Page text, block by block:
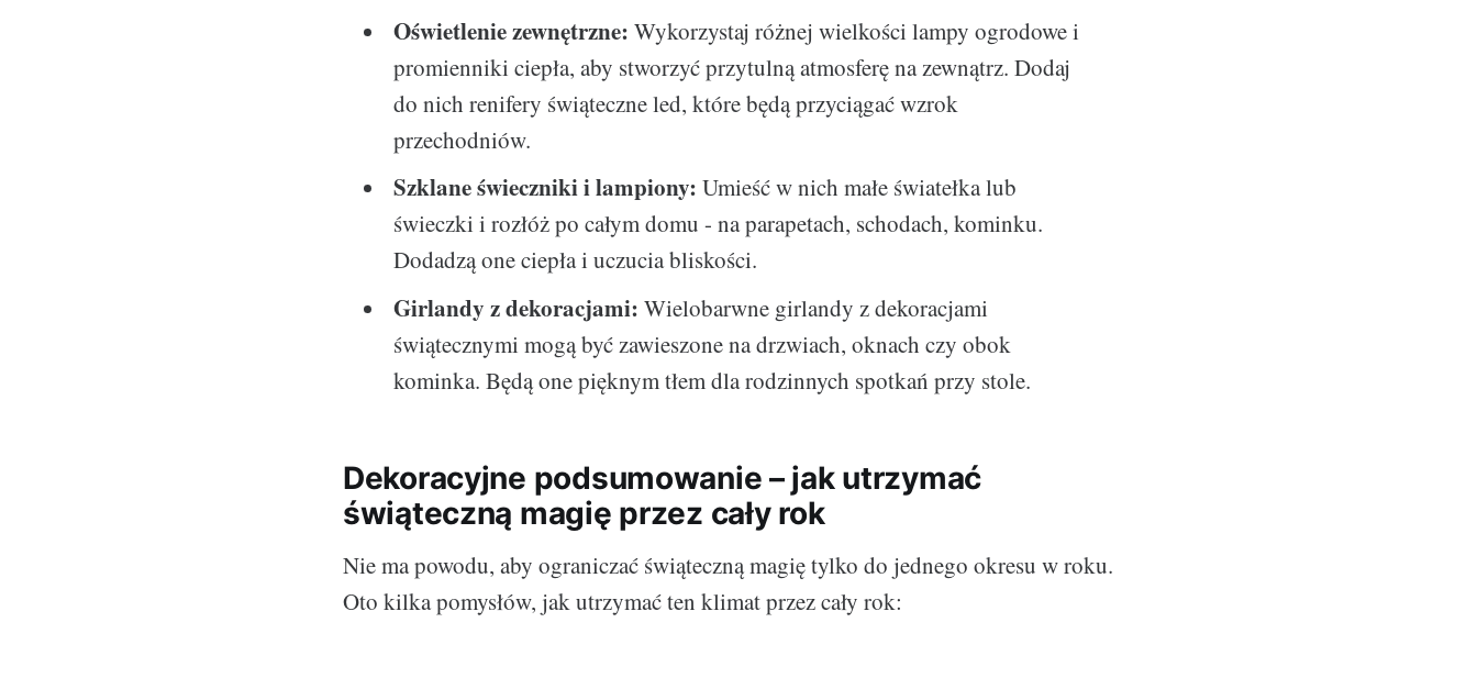
Oświetlenie zewnętrzne: Wykorzystaj różnej wielkości lampy ogrodowe i
promienniki ciepła, aby stworzyć przytulną atmosferę na zewnątrz. Dodaj
do nich renifery świąteczne led, które będą przyciągać wzrok
przechodniów.
Szklane świeczniki i lampiony: Umieść w nich małe światełka lub
świeczki i rozłóż po całym domu - na parapetach, schodach, kominku.
Dodadzą one ciepła i uczucia bliskości.
Girlandy z dekoracjami: Wielobarwne girlandy z dekoracjami
świątecznymi mogą być zawieszone na drzwiach, oknach czy obok
kominka. Będą one pięknym tłem dla rodzinnych spotkań przy stole.
Dekoracyjne podsumowanie – jak utrzymać
świąteczną magię przez cały rok
Nie ma powodu, aby ograniczać świąteczną magię tylko do jednego okresu w roku.
Oto kilka pomysłów, jak utrzymać ten klimat przez cały rok: